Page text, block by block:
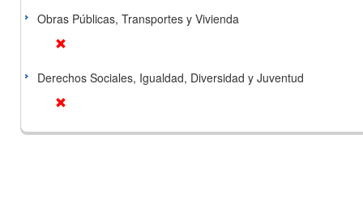
Obras Públicas, Transportes y Vivienda
Derechos Sociales, Igualdad, Diversidad y Juventud